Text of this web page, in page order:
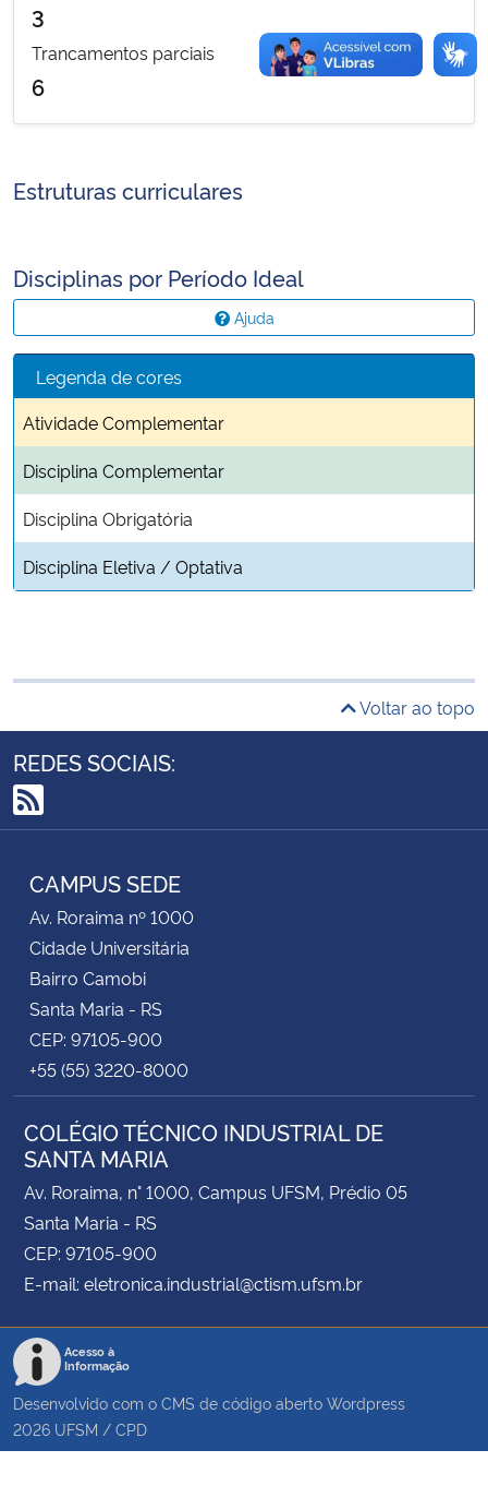
3
Trancamentos parciais
6
Estruturas curriculares
Disciplinas por Período Ideal
Ajuda
Legenda de cores
Atividade Complementar
Disciplina Complementar
Disciplina Obrigatória
Disciplina Eletiva / Optativa
Voltar ao topo
REDES SOCIAIS:
RSS
CAMPUS SEDE
Av. Roraima nº 1000
Cidade Universitária
Bairro Camobi
Santa Maria - RS
CEP: 97105-900
+55 (55) 3220-8000
COLÉGIO TÉCNICO INDUSTRIAL DE
SANTA MARIA
Av. Roraima, n° 1000, Campus UFSM, Prédio 05
Santa Maria - RS
CEP: 97105-900
E-mail: eletronica.industrial@ctism.ufsm.br
Acesso à
Informação
Desenvolvido com o CMS de código aberto Wordpress
2026 UFSM / CPD